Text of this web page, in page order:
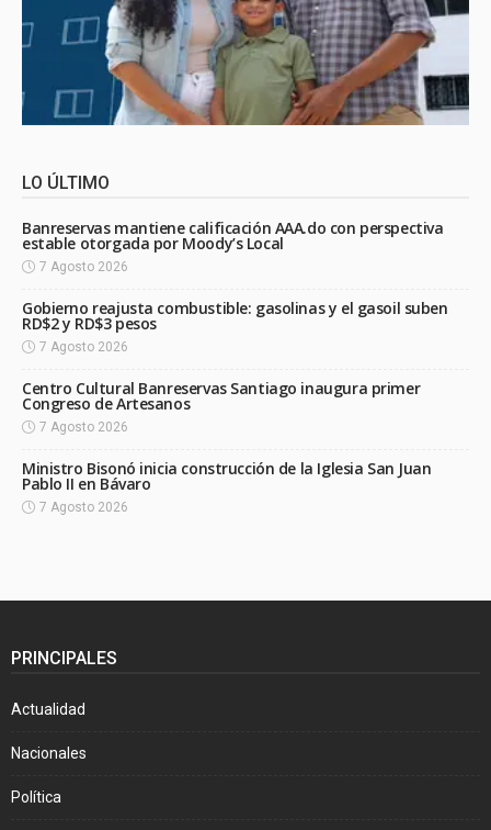
LO ÚLTIMO
Banreservas mantiene calificación AAA.do con perspectiva
estable otorgada por Moody’s Local
7 Agosto 2026
Gobierno reajusta combustible: gasolinas y el gasoil suben
RD$2 y RD$3 pesos
7 Agosto 2026
Centro Cultural Banreservas Santiago inaugura primer
Congreso de Artesanos
7 Agosto 2026
Ministro Bisonó inicia construcción de la Iglesia San Juan
Pablo II en Bávaro
7 Agosto 2026
PRINCIPALES
Actualidad
Nacionales
Política